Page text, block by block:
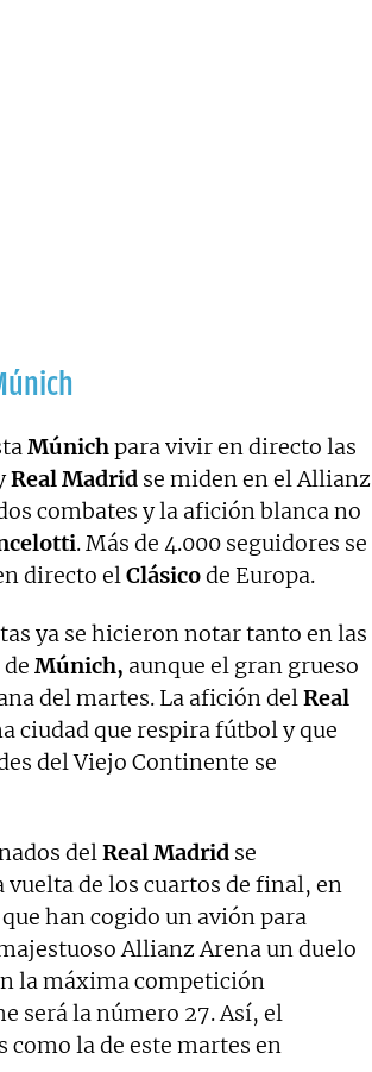
Múnichpara vivir en directo las
Real Madrid se miden en el Allianz
combates y la afición blanca no
. Más de 4.000 seguidores se
directo elClásicode Europa.
ya se hicieron notar tanto en las
Múnich, aunque el gran grueso
del martes. La afición delReal
ciudad que respira fútbol y que
del Viejo Continente se
delReal Madrid se
de los cuartos de final, en
han cogido un avión para
Allianz Arena un duelo
la máxima competición
será la número 27. Así, el
la de este martes en